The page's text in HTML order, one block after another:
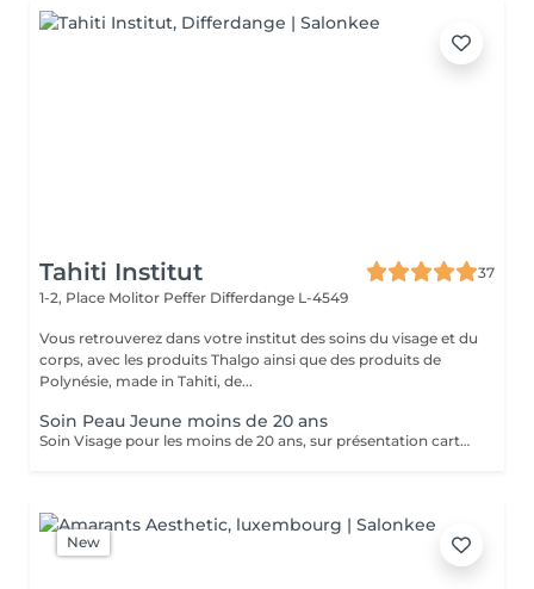
Tahiti Institut
37
1-2, Place Molitor Peffer Differdange L-4549
Vous retrouverez dans votre institut des soins du visage et du
corps, avec les produits Thalgo ainsi que des produits de
Polynésie, made in Tahiti, de...
Soin Peau Jeune moins de 20 ans
Soin Visage pour les moins de 20 ans, sur présentation carte d'identité. Soin nettoyant et traitant. Pour peau jeune à imperfections.
New